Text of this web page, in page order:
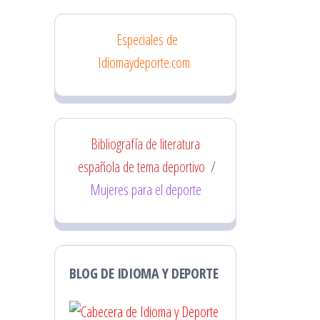
Especiales de
Idiomaydeporte.com
Bibliografía de literatura
española de tema deportivo /
Mujeres para el deporte
BLOG DE IDIOMA Y DEPORTE